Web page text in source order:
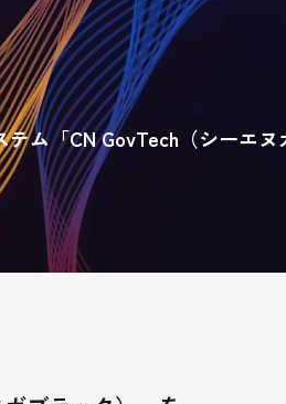
ム「CN GovTech（シーエ